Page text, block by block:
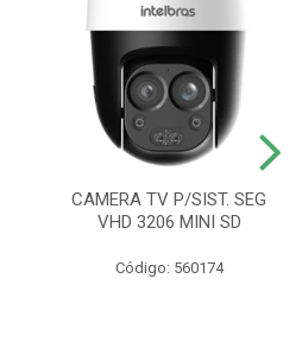
CAMERA TV P/SIST. SEG
VHD 3206 MINI SD
Código: 560174